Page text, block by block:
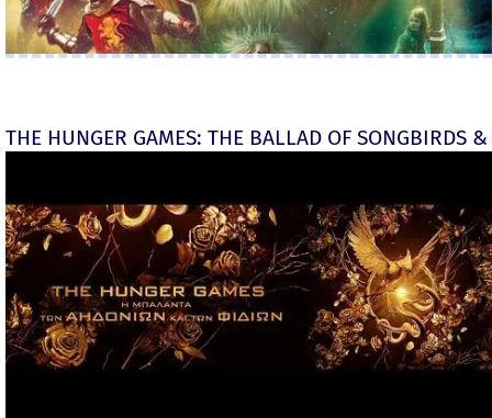
THE HUNGER GAMES: THE BALLAD OF SONGBIRDS